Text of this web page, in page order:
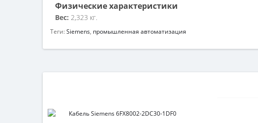
Физические характеристики
Вес: 2,323 кг.
Теги:Siemens, промышленная автоматизация